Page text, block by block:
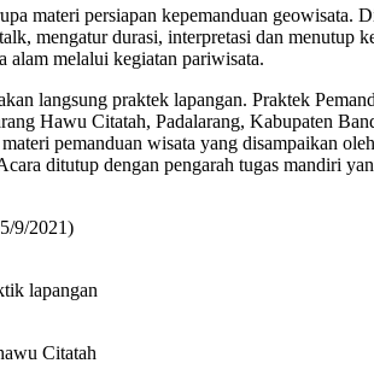
materi persiapan kepemanduan
mengatur durasi, interpretasi dan
alam melalui kegiatan pariwisata.
langsung praktek lapangan. Praktek
Hawu Citatah, Padalarang, Kabupaten
pemanduan wisata yang disampaikan
ditutup dengan pengarah tugas mandiri
9/2021)
lapangan
Citatah